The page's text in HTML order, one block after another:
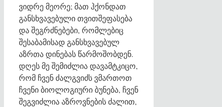
ვიდრე მეორე; მათ ჰქონდათ
განსხვავებული თვითშეფასება
და შეგრძნებები, რომლებიც
შესაბამისად განსხვავებულ
აზრთა დინებას წარმოშობდენ.
დღეს მე შემიძლია დავამტკიცო,
რომ ჩვენ ძალგვიძს ვმართოთ
ჩვენი ბიოლოგიური ბუნება, ჩვენ
შეგვიძლია აზროვნების ძალით,